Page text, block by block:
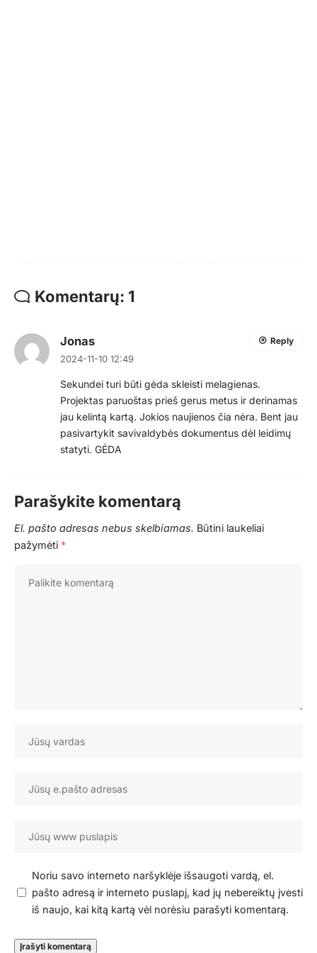
Komentarų: 1
Jonas
2024-11-10 12:49
Sekundei turi būti gėda skleisti melagienas.
Projektas paruoštas prieš gerus metus ir derinamas
jau kelintą kartą. Jokios naujienos čia nėra. Bent jau
pasivartykit savivaldybės dokumentus dėl leidimų
statyti. GĖDA
Reply
Parašykite komentarą
El. pašto adresas nebus skelbiamas. Būtini laukeliai
pažymėti *
Noriu savo interneto naršyklėje išsaugoti vardą, el.
pašto adresą ir interneto puslapį, kad jų nebereiktų įvesti
iš naujo, kai kitą kartą vėl norėsiu parašyti komentarą.